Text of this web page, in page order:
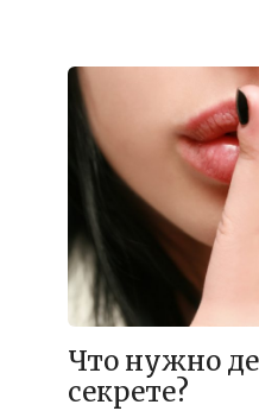
Что нужно
секрете?